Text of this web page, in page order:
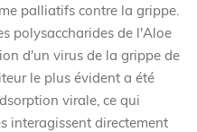
palliatifs contre la grippe.
polysaccharides de l'Aloe
d'un virus de la grippe de
le plus évident a été
virale, ce qui
interagissent directement